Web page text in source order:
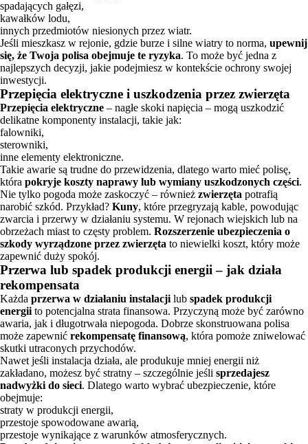
spadających gałęzi,
kawałków lodu,
innych przedmiotów niesionych przez wiatr.
Jeśli mieszkasz w rejonie, gdzie burze i silne wiatry to norma, upewnij
się, że Twoja polisa obejmuje te ryzyka. To może być jedna z
najlepszych decyzji, jakie podejmiesz w kontekście ochrony swojej
inwestycji.
Przepięcia elektryczne i uszkodzenia przez zwierzęta
Przepięcia elektryczne – nagłe skoki napięcia – mogą uszkodzić
delikatne komponenty instalacji, takie jak:
falowniki,
sterowniki,
inne elementy elektroniczne.
Takie awarie są trudne do przewidzenia, dlatego warto mieć polisę,
która pokryje koszty naprawy lub wymiany uszkodzonych części.
Nie tylko pogoda może zaskoczyć – również zwierzęta potrafią
narobić szkód. Przykład? Kuny, które przegryzają kable, powodując
zwarcia i przerwy w działaniu systemu. W rejonach wiejskich lub na
obrzeżach miast to częsty problem. Rozszerzenie ubezpieczenia o
szkody wyrządzone przez zwierzęta to niewielki koszt, który może
zapewnić duży spokój.
Przerwa lub spadek produkcji energii – jak działa
rekompensata
Każda przerwa w działaniu instalacji lub spadek produkcji
energii to potencjalna strata finansowa. Przyczyną może być zarówno
awaria, jak i długotrwała niepogoda. Dobrze skonstruowana polisa
może zapewnić rekompensatę finansową, która pomoże zniwelować
skutki utraconych przychodów.
Nawet jeśli instalacja działa, ale produkuje mniej energii niż
zakładano, możesz być stratny – szczególnie jeśli sprzedajesz
nadwyżki do sieci. Dlatego warto wybrać ubezpieczenie, które
obejmuje:
straty w produkcji energii,
przestoje spowodowane awarią,
przestoje wynikające z warunków atmosferycznych.